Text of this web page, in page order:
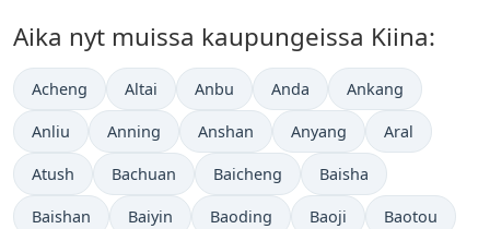
Aika nyt muissa kaupungeissa Kiina:
Acheng Altai Anbu Anda Ankang
Anliu Anning Anshan Anyang Aral
Atush Bachuan Baicheng Baisha
Baishan Baiyin Baoding Baoji Baotou